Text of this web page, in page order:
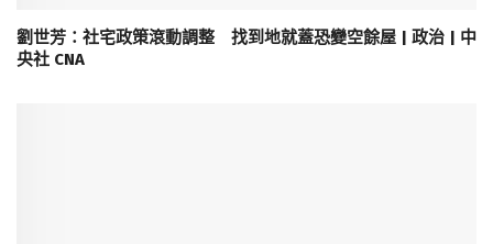
劉世芳：社宅政策滾動調整 找到地就蓋恐變空餘屋 | 政治 | 中
央社 CNA